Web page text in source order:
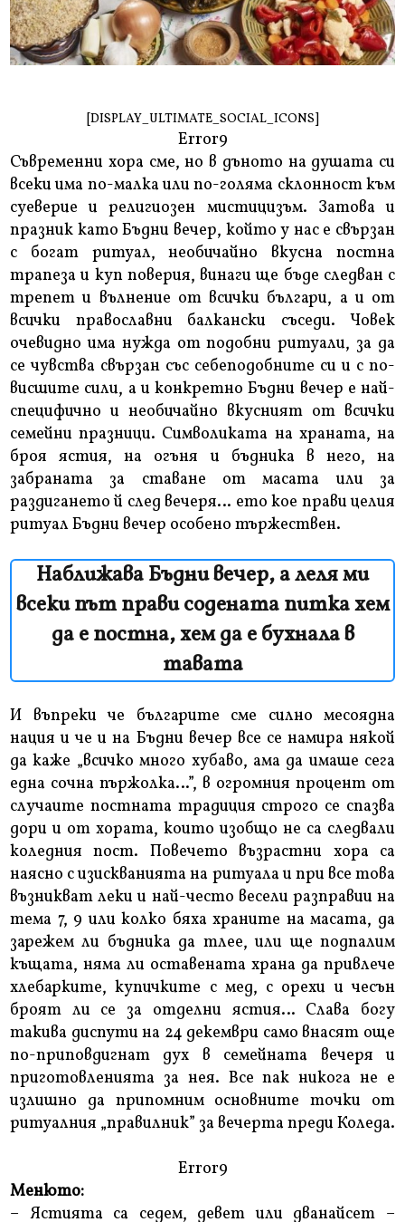
[DISPLAY_ULTIMATE_SOCIAL_ICONS]
Error9
Съвременни хора сме, но в дъното на душата си
всеки има по-малка или по-голяма склонност към
суеверие и религиозен мистицизъм. Затова и
празник като Бъдни вечер, който у нас е свързан
с богат ритуал, необичайно вкусна постна
трапеза и куп поверия, винаги ще бъде следван с
трепет и вълнение от всички българи, а и от
всички православни балкански съседи. Човек
очевидно има нужда от подобни ритуали, за да
се чувства свързан със себеподобните си и с по-
висшите сили, а и конкретно Бъдни вечер е най-
специфично и необичайно вкусният от всички
семейни празници. Символиката на храната, на
броя ястия, на огъня и бъдника в него, на
забраната за ставане от масата или за
раздигането й след вечеря… ето кое прави целия
ритуал Бъдни вечер особено тържествен.
Наближава Бъдни вечер, а леля ми
всеки път прави содената питка хем
да е постна, хем да е бухнала в
тавата
И въпреки че българите сме силно месоядна
нация и че и на Бъдни вечер все се намира някой
да каже „всичко много хубаво, ама да имаше сега
една сочна пържолка…”, в огромния процент от
случаите постната традиция строго се спазва
дори и от хората, които изобщо не са следвали
коледния пост. Повечето възрастни хора са
наясно с изискванията на ритуала и при все това
възникват леки и най-често весели разправии на
тема 7, 9 или колко бяха храните на масата, да
зарежем ли бъдника да тлее, или ще подпалим
къщата, няма ли оставената храна да привлече
хлебарките, купичките с мед, с орехи и чесън
броят ли се за отделни ястия… Слава богу
такива диспути на 24 декември само внасят още
по-приповдигнат дух в семейната вечеря и
приготовленията за нея. Все пак никога не е
излишно да припомним основните точки от
ритуалния „правилник” за вечерта преди Коледа.
Error9
Менюто:
– Ястията са седем, девет или дванайсет –